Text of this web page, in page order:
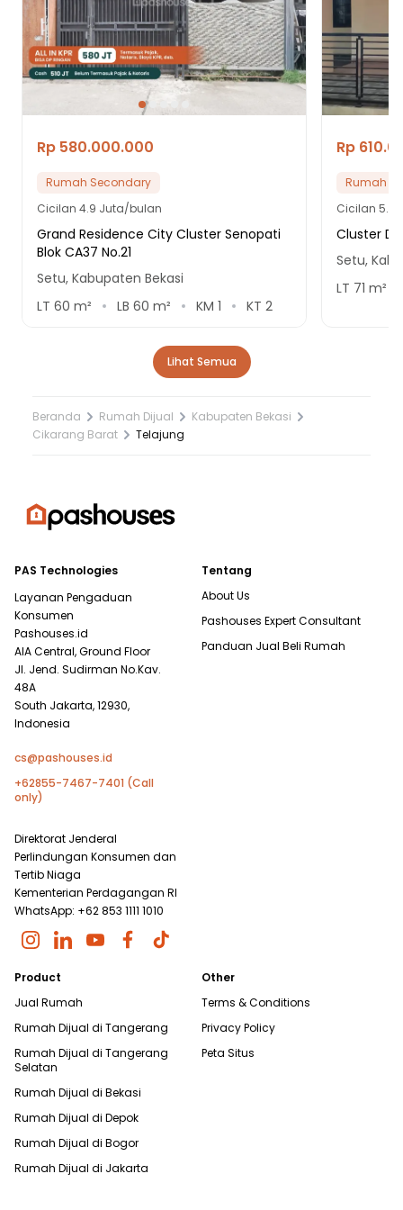
18 Menit ke Gerbang Tol Setu Utara 1
16 Menit ke Gerbang Tol Setu Utara 2
22 Menit ke Gerbang Tol Cibitung 7
38 Menit ke Terminal Cileungsi
36 Menit ke Terminal Bekasi
Rp 580.000.000
Rumah Secondary
Cicilan 4.9 Juta/bulan
Grand Residence City Cluster Senopati
Blok CA37 No.21
Setu, Kabupaten Bekasi
LT 60 m² LB 60 m² KM 1 KT 2
Rp
Rumah
Cicilan 5.2
Cluster
Setu,
LT 71 m²
Lihat Semua
Beranda Rumah Dijual
Kabupaten Bekasi
Cikarang Barat
Telajung
PAS Technologies
Layanan Pengaduan
Konsumen
Pashouses.id
AIA Central, Ground Floor
Jl. Jend. Sudirman No.Kav.
48A
South Jakarta, 12930,
Indonesia
cs@pashouses.id
+62855-7467-7401 (Call
only)
Direktorat Jenderal
Perlindungan Konsumen dan
Tertib Niaga
Kementerian Perdagangan RI
WhatsApp: +62 853 1111 1010
Tentang
About Us
Pashouses Expert Consultant
Panduan Jual Beli Rumah
Product
Jual Rumah
Rumah Dijual di Tangerang
Rumah Dijual di Tangerang
Selatan
Rumah Dijual di Bekasi
Rumah Dijual di Depok
Rumah Dijual di Bogor
Rumah Dijual di Jakarta
Other
Terms & Conditions
Privacy Policy
Peta Situs